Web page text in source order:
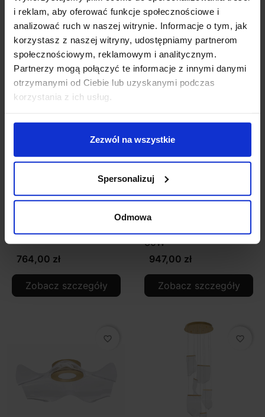
i reklam, aby oferować funkcje społecznościowe i
analizować ruch w naszej witrynie. Informacje o tym, jak
korzystasz z naszej witryny, udostępniamy partnerom
społecznościowym, reklamowym i analitycznym.
Partnerzy mogą połączyć te informacje z innymi danymi
otrzymanymi od Ciebie lub uzyskanymi podczas
korzystania z ich usług.
Zezwól na wszystkie
Spersonalizuj
Odmowa
Szczegóły produktu
Zobacz także
lampa stołowa LED 6W
764,00 zł
Zobacz szczegóły
LUCES CALI LE41368
lampa wiszaca LED
30W
947,00 zł
Zobacz szczegóły
favorite_border favorite_border